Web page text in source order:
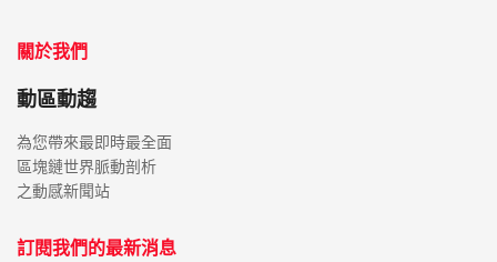
關於我們
動區動趨
為您帶來最即時最全面
區塊鏈世界脈動剖析
之動感新聞站
訂閱我們的最新消息